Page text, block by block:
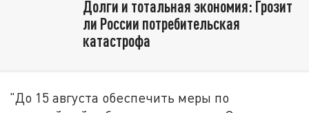
Долги и тотальная экономия: Грозит
ли России потребительская
катастрофа
"До 15 августа обеспечить меры по